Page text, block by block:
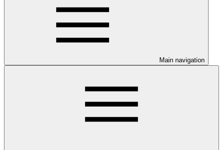
Main navigation